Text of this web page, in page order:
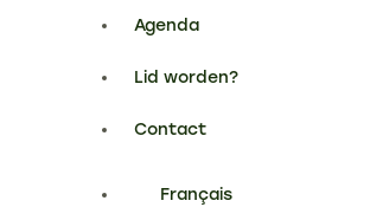
Agenda
Lid worden?
Contact
Français